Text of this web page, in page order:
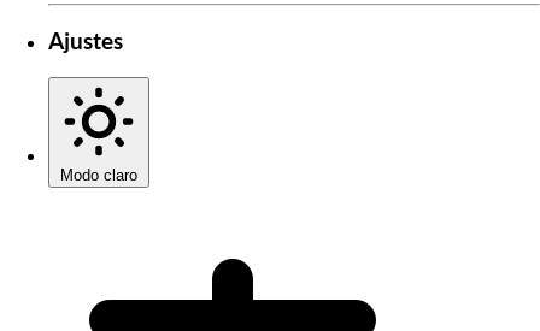
Ajustes
Modo claro